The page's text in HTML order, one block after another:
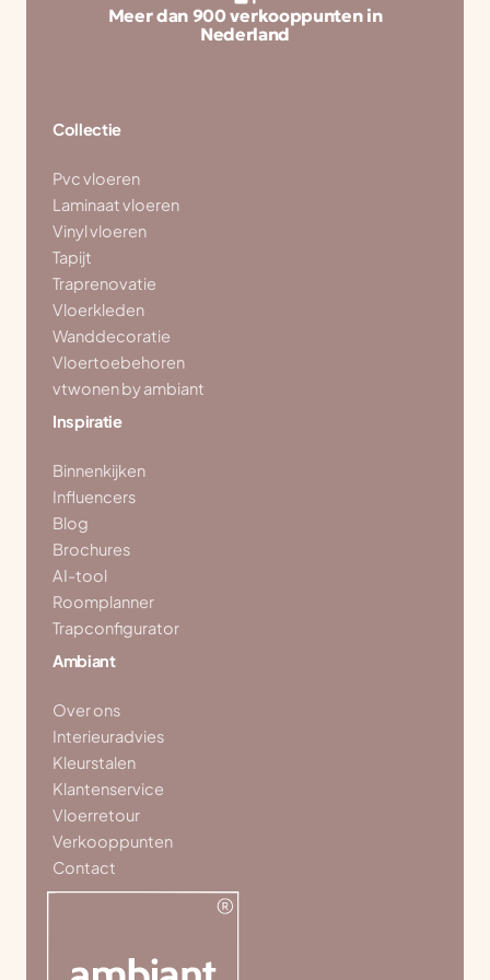
Meer dan 900 verkooppunten in
Nederland
Collectie
Pvc vloeren
Laminaat vloeren
Vinyl vloeren
Tapijt
Traprenovatie
Vloerkleden
Wanddecoratie
Vloertoebehoren
vtwonen by ambiant
Inspiratie
Binnenkijken
Influencers
Blog
Brochures
AI-tool
Roomplanner
Trapconfigurator
Ambiant
Over ons
Interieuradvies
Kleurstalen
Klantenservice
Vloerretour
Verkooppunten
Contact